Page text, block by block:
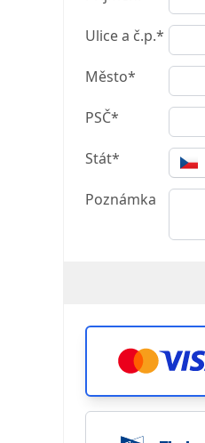
Ulice a č.p.*
Město*
PSČ*
Stát*
Poznámka